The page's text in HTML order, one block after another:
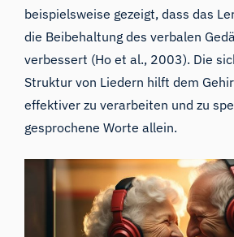
beispielsweise gezeigt, dass das
die Beibehaltung des verbalen
verbessert (Ho et al., 2003). Die
Struktur von Liedern hilft dem
effektiver zu verarbeiten und zu
gesprochene Worte allein.